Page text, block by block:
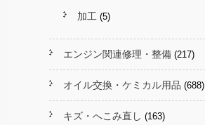
加工 (5)
エンジン関連修理・整備 (217)
オイル交換・ケミカル用品 (688)
キズ・へこみ直し (163)